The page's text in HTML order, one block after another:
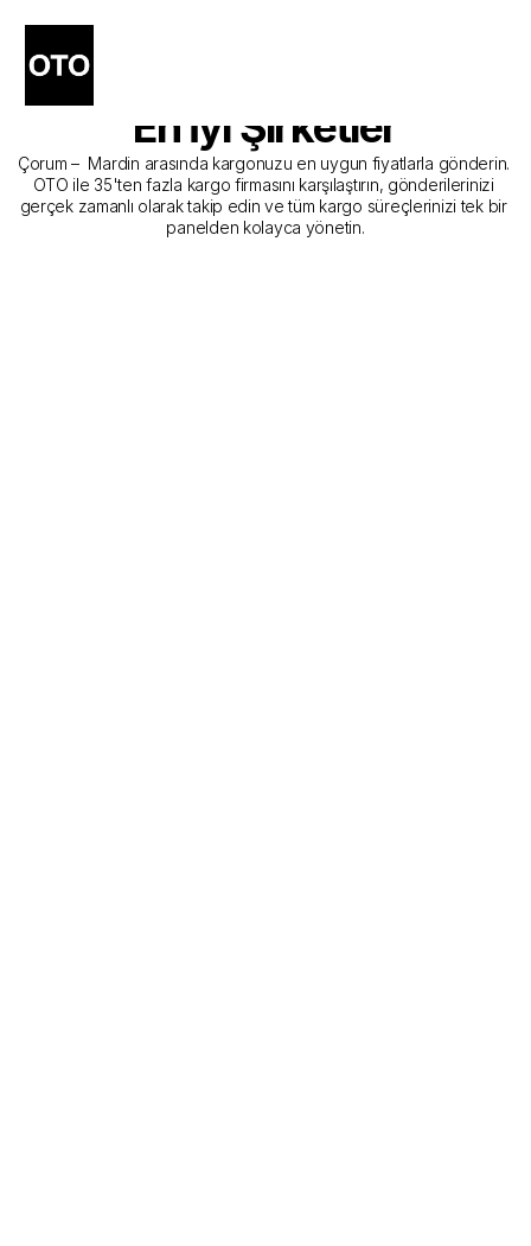
Çorum - Mardin Kargo
Gönderim Hizmeti Sunan
En İyi Şirketler
Çorum –  Mardin arasında kargonuzu en uygun fiyatlarla gönderin.
OTO ile 35'ten fazla kargo firmasını karşılaştırın, gönderilerinizi
gerçek zamanlı olarak takip edin ve tüm kargo süreçlerinizi tek bir
panelden kolayca yönetin.